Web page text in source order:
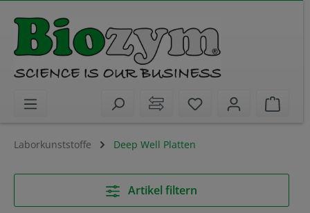
springen
Sie haben 0 Artikel
Laborkunststoffe Deep Well Platten
Artikel filtern